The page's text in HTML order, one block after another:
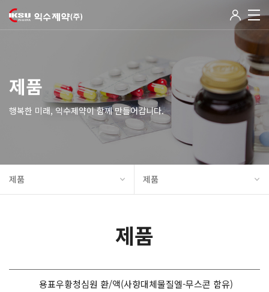
제품
행복한 미래, 익수제약이 함께 만들어갑니다.
제품 제품
제품
용표우황청심원 환/액(사향대체물질엘-무스콘 함유)